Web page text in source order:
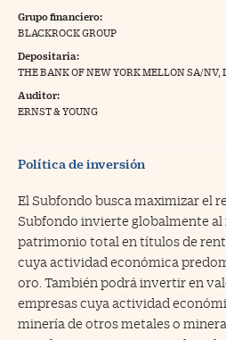
a Cinco Días
Grupo financiero:
BLACKROCK GROUP
Depositaria:
THE BANK OF NEW YORK MELLON SA/NV,
Auditor:
ERNST & YOUNG
Política de inversión
El Subfondo busca maximizar el
Subfondo invierte globalmente al
patrimonio total en títulos de
cuya actividad económica
oro. También podrá invertir en
empresas cuya actividad
minería de otros metales o